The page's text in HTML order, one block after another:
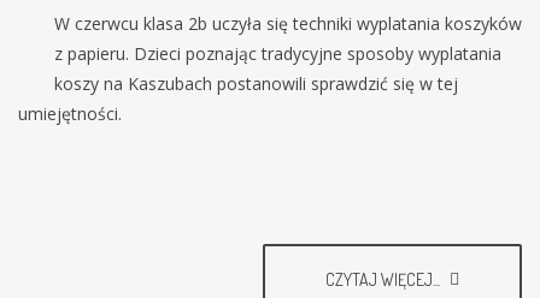
W czerwcu klasa 2b uczyła się techniki wyplatania koszyków
z papieru. Dzieci poznając tradycyjne sposoby wyplatania
koszy na Kaszubach postanowili sprawdzić się w tej
umiejętności.
CZYTAJ WIĘCEJ...